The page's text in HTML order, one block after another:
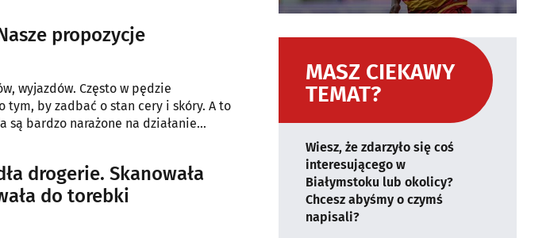
propozycje
wyjazdów. Często w pędzie
tym, by zadbać o stan cery i skóry. A to
są bardzo narażone na działanie
drogerie. Skanowała
do torebki
MASZ CIEKAWY
TEMAT?
Wiesz, że zdarzyło się coś
interesującego w
Białymstoku lub okolicy?
Chcesz abyśmy o czymś
napisali?